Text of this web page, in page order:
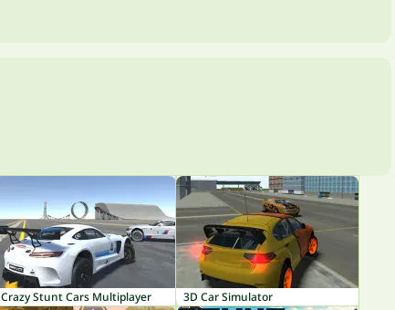
Crazy Stunt Cars Multiplayer 3D Car Simulator